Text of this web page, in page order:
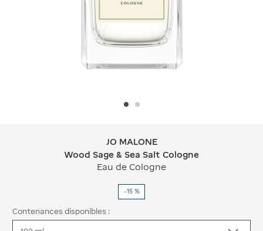
JO MALONE Wood Sage & Sea Salt
JO MALONE
Wood Sage & Sea Salt Cologne
Eau de Cologne
-15 %
Contenances disponibles :